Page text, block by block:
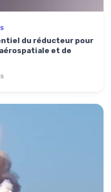
du réducteur pour
et de